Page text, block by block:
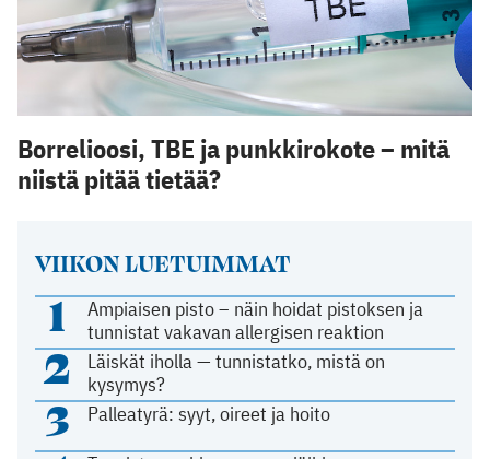
VIIKON LUETUIMMAT
1
Ampiaisen pisto – näin hoidat pistoksen ja
tunnistat vakavan allergisen reaktion
2
Läiskät iholla — tunnistatko, mistä on
kysymys?
3 Palleatyrä: syyt, oireet ja hoito
Borrelioosi, TBE ja punkkirokote – mitä
niistä pitää tietää?